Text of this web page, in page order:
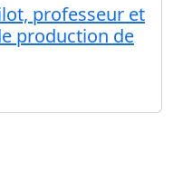
professeur et
production de